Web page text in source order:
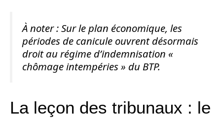
À noter : Sur le plan économique, les
périodes de canicule ouvrent désormais
droit au régime d’indemnisation «
chômage intempéries » du BTP.
La leçon des tribunaux : le